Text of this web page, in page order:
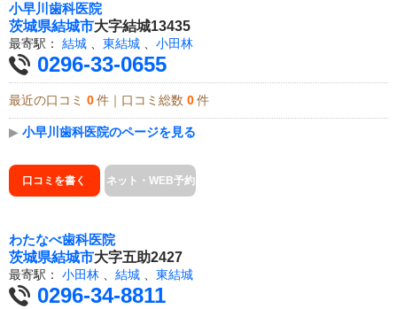
小早川歯科医院
茨城県結城市大字結城13435
最寄駅： 結城 東結城 小田林
0296-33-0655
最近の口コミ 0 件｜口コミ総数 0 件
▶ 小早川歯科医院のページを見る
口コミを書く ネット・WEB予約
わたなべ歯科医院
茨城県結城市大字五助2427
最寄駅： 小田林 、 結城 、 東結城
0296-34-8811